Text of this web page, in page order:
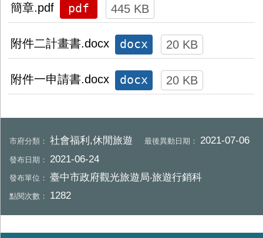
簡章.pdf pdf 445 KB
附件二計畫書.docx docx 20 KB
附件一申請書.docx docx 20 KB
市府分類：社會福利,休閒旅遊 最後異動日期：2021-07-06
發布日期： 2021-06-24
發布單位：臺中市政府觀光旅遊局‧旅遊行銷科
點閱次數： 1282